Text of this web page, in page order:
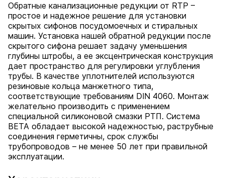
Обратные канализационные редукции от RTP –
простое и надежное решение для установки
скрытых сифонов посудомоечных и стиральных
машин. Установка нашей обратной редукции после
скрытого сифона решает задачу уменьшения
глубины штробы, а ее эксцентрическая конструкция
дает пространство для регулировки углубления
трубы. В качестве уплотнителей используются
резиновые кольца манжетного типа,
соответствующие требованиям DIN 4060. Монтаж
желательно производить с применением
специальной силиконовой смазки РТП. Cистема
BETA обладает высокой надежностью, раструбные
соединения герметичны, срок службы
трубопроводов – не менее 50 лет при правильной
эксплуатации.